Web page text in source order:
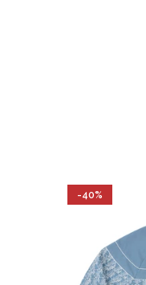
-40%